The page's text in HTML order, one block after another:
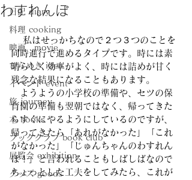
日記 diary
料理 cooking
映画 movie
ひらめき idea
イベント event
旅 journey
本 books
ブッククラブ book club
展覧会 exhibition
グッズ goods
わすれんぼ
私はせっかちなので２つ３つのことを
同時進行で進めるタイプです。時には素
晴らしく効率がよく、時には詰めが甘く
残念な結果になることもあります。
ようようの小学校の準備や、セツの保
育園の準備も翌朝ではなく、帰ってきた
らすぐにやるようにしているのですが、
帰ってきたら「あれがなかった」「これ
がなかった」「じゅんちゃんのわすれん
ぼ！」と言われることもしばしばなので
ちょっとした工夫をしてみたら、これが